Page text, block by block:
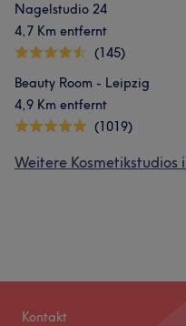
Nagelstudio 24
4,7 Km entfernt
(145)
Beauty Room - Leipzig
4,9 Km entfernt
(1019)
Weitere Kosmetikstudios
Kontakt